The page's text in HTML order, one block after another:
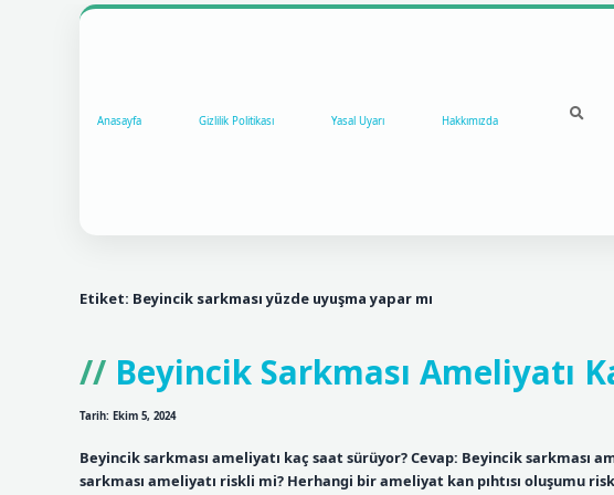
Anasayfa Gizlilik Politikası Yasal Uyarı Hakkımızda
Etiket: Beyincik sarkması yüzde uyuşma yapar mı
Beyincik Sarkması Ameliyatı
Tarih: Ekim 5, 2024
Beyincik sarkması ameliyatı kaç saat sürüyor? Cevap: Beyincik sarkması
sarkması ameliyatı riskli mi? Herhangi bir ameliyat kan pıhtısı oluşumu